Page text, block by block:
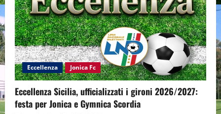
Eccellenza Jonica Fc
Eccellenza Sicilia, ufficializzati i gironi 2026/2027:
festa per Jonica e Gymnica Scordia